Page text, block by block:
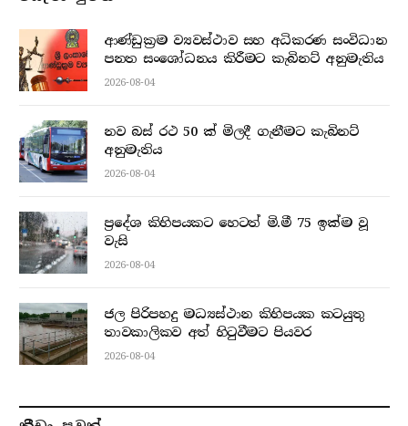
ආණ්ඩුක්‍රම ව්‍යවස්ථාව සහ අධිකරණ සංවිධාන
පනත සංශෝධනය කිරීමට කැබිනට් අනුමැතිය
2026-08-04
නව බස් රථ 50 ක් මිලදී ගැනීමට කැබිනට්
අනුමැතිය
2026-08-04
ප්‍රදේශ කිහිපයකට හෙටත් මි.මී 75 ඉක්ම වූ
වැසි
2026-08-04
ජල පිරිපහදු මධ්‍යස්ථාන කිහිපයක කටයුතු
තාවකාලිකව අත් හිටුවීමට පියවර
2026-08-04